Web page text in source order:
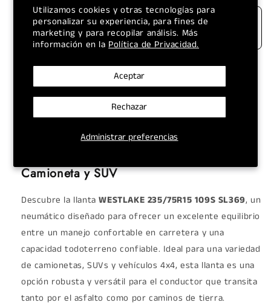
Utilizamos cookies y otras tecnologías para
personalizar su experiencia, para fines de
marketing y para recopilar análisis. Más
información en la Política de Privacidad.
Administrar preferencias
Aceptar
Rechazar
TIRE CENTER LOJA
Verificar disponibilidad en otras tiendas
LLANTAS WESTLAKE 235/75R15 109S
Camioneta y SUV
Descubre la llantaWESTLAKE 235/75R15 109S SL369, un
neumático diseñado para ofrecer un excelente equilibrio
entre un manejo confortable en carretera y una
capacidad todoterreno confiable. Ideal para una variedad
de camionetas, SUVs y vehículos 4x4, esta llanta es una
opción robusta y versátil para el conductor que transita
tanto por el asfalto como por caminos de tierra.